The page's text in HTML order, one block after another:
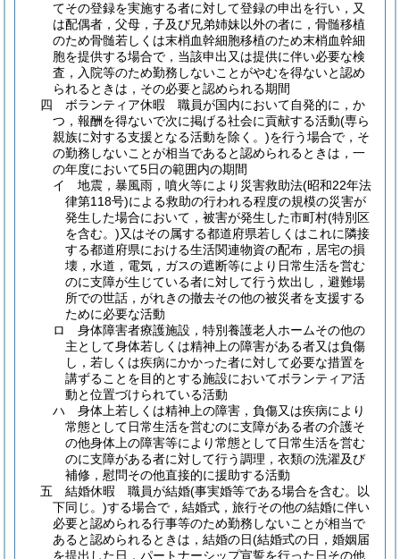
てその登録を実施する者に対して登録の申出を行い，又
は配偶者，父母，子及び兄弟姉妹以外の者に，骨髄移植
のため骨髄若しくは末梢血幹細胞移植のため末梢血幹細
胞を提供する場合で，当該申出又は提供に伴い必要な検
査，入院等のため勤務しないことがやむを得ないと認め
られるときは，その必要と認められる期間
四
ボランティア休暇 職員が国内において自発的に，か
つ，報酬を得ないで次に掲げる社会に貢献する活動(専ら
親族に対する支援となる活動を除く。)を行う場合で，そ
の勤務しないことが相当であると認められるときは，一
の年度において5日の範囲内の期間
イ
地震，暴風雨，噴火等により災害救助法(昭和22年法
律第118号)による救助の行われる程度の規模の災害が
発生した場合において，被害が発生した市町村(特別区
を含む。)又はその属する都道府県若しくはこれに隣接
する都道府県における生活関連物資の配布，居宅の損
壊，水道，電気，ガスの遮断等により日常生活を営む
のに支障が生じている者に対して行う炊出し，避難場
所での世話，がれきの撤去その他の被災者を支援する
ために必要な活動
ロ
身体障害者療護施設，特別養護老人ホームその他の
主として身体若しくは精神上の障害がある者又は負傷
し，若しくは疾病にかかった者に対して必要な措置を
講ずることを目的とする施設においてボランティア活
動と位置づけられている活動
ハ
身体上若しくは精神上の障害，負傷又は疾病により
常態として日常生活を営むのに支障がある者の介護そ
の他身体上の障害等により常態として日常生活を営む
のに支障がある者に対して行う調理，衣類の洗濯及び
補修，慰問その他直接的に援助する活動
五
結婚休暇 職員が結婚(事実婚等である場合を含む。以
下同じ。)する場合で，結婚式，旅行その他の結婚に伴い
必要と認められる行事等のため勤務しないことが相当で
あると認められるときは，結婚の日(結婚式の日，婚姻届
を提出した日，パートナーシップ宣誓を行った日その他